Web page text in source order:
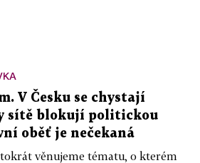
V Česku se chystají
sítě blokují politickou
oběť je nečekaná
věnujeme tématu, o kterém